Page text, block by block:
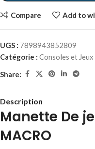
Compare Add to
UGS : 7898943852809
Catégorie : Consoles et Jeux
Share:
Description
Manette De
MACRO